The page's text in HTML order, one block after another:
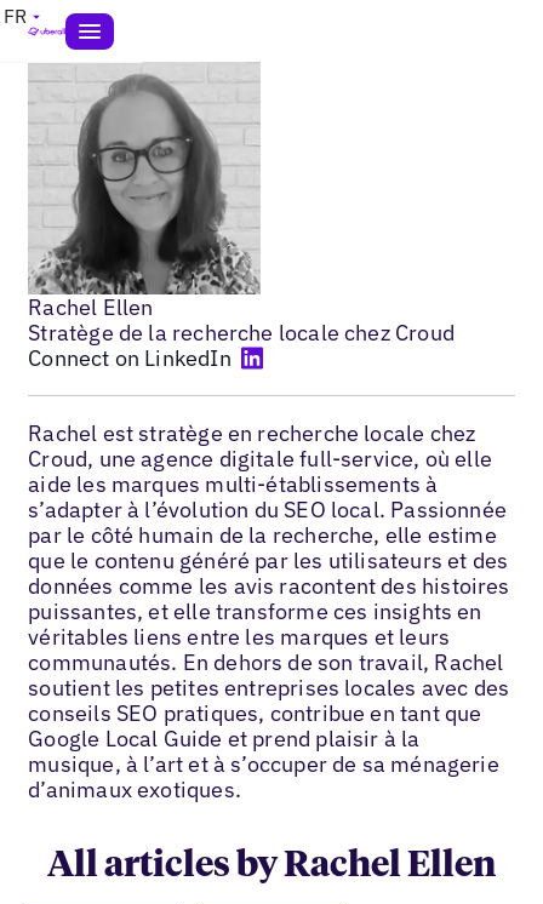
FR
Rachel Ellen
Stratège de la recherche locale chez Croud
Connect on LinkedIn
Rachel est stratège en recherche locale chez
Croud, une agence digitale full-service, où elle
aide les marques multi-établissements à
s’adapter à l’évolution du SEO local. Passionnée
par le côté humain de la recherche, elle estime
que le contenu généré par les utilisateurs et des
données comme les avis racontent des histoires
puissantes, et elle transforme ces insights en
véritables liens entre les marques et leurs
communautés. En dehors de son travail, Rachel
soutient les petites entreprises locales avec des
conseils SEO pratiques, contribue en tant que
Google Local Guide et prend plaisir à la
musique, à l’art et à s’occuper de sa ménagerie
d’animaux exotiques.
All articles by Rachel Ellen